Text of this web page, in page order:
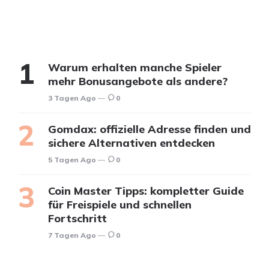
Warum erhalten manche Spieler
mehr Bonusangebote als andere?
3 Tagen Ago 0
Gomdax: offizielle Adresse finden und
sichere Alternativen entdecken
5 Tagen Ago 0
Coin Master Tipps: kompletter Guide
für Freispiele und schnellen
Fortschritt
7 Tagen Ago 0